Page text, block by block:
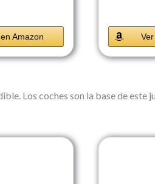
Amazon
Los coches son la base de este